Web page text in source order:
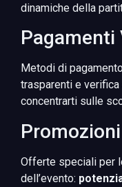
dinamiche della
Pagamenti
Metodi di
trasparenti e
concentrarti sulle
Offerte speciali per
dell’evento: